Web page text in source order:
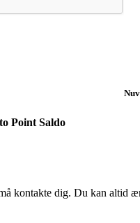
Point Saldo
kontakte dig. Du kan altid